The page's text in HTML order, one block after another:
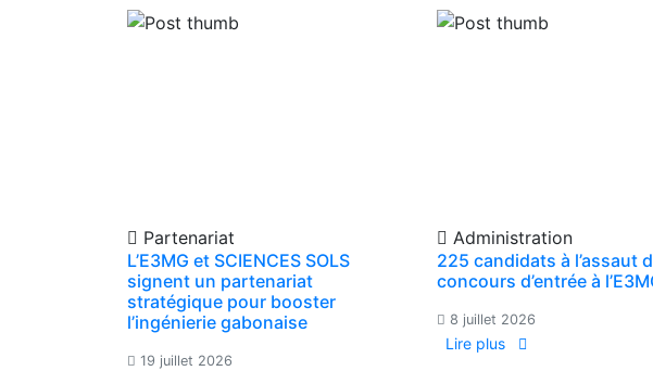
Partenariat
L’E3MG et SCIENCES SOLS
signent un partenariat
stratégique pour booster
l’ingénierie gabonaise
19 juillet 2026
Administration
225 candidats à l’assaut
concours d’entrée à
8 juillet 2026
Lire plus